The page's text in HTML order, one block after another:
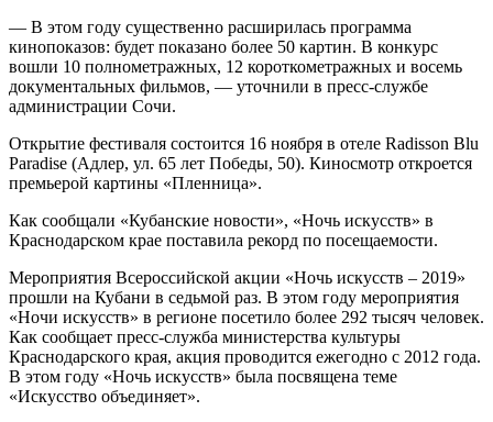
— В этом году существенно расширилась программа
кинопоказов: будет показано более 50 картин. В конкурс
вошли 10 полнометражных, 12 короткометражных и восемь
документальных фильмов, — уточнили в пресс-службе
администрации Сочи.
Открытие фестиваля состоится 16 ноября в отеле Radisson Blu
Paradise (Адлер, ул. 65 лет Победы, 50). Киносмотр откроется
премьерой картины «Пленница».
Как сообщали «Кубанские новости», «Ночь искусств» в
Краснодарском крае поставила рекорд по посещаемости.
Мероприятия Всероссийской акции «Ночь искусств – 2019»
прошли на Кубани в седьмой раз. В этом году мероприятия
«Ночи искусств» в регионе посетило более 292 тысяч человек.
Как сообщает пресс-служба министерства культуры
Краснодарского края, акция проводится ежегодно с 2012 года.
В этом году «Ночь искусств» была посвящена теме
«Искусство объединяет».